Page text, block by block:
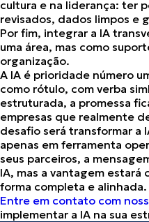
cultura e na liderança: ter
revisados, dados limpos e
Por fim, integrar a IA
uma área, mas como
organização.
A IA é prioridade número
como rótulo, com verba
estruturada, a promessa
empresas que realmente
desafio será transformar a
apenas em ferramenta
seus parceiros, a
IA, mas a vantagem estará
forma completa e alinhada.
Entre em contato com
implementar a IA na sua